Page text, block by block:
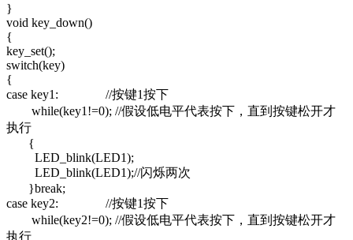
}
void key_down()
{
key_set();
switch(key)
{
case key1: //按键1按下
while(key1!=0); //假设低电平代表按下，直到按键松开才
执行
{
LED_blink(LED1);
LED_blink(LED1);//闪烁两次
}break;
case key2: //按键1按下
while(key2!=0); //假设低电平代表按下，直到按键松开才
执行